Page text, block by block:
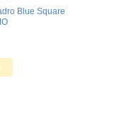
Blue Square